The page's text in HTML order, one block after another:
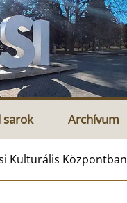
sarok Archívum
Kulturális Központban